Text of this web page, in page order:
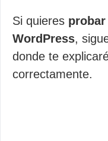
Si quieres probar
WordPress,
donde te
correctamente.